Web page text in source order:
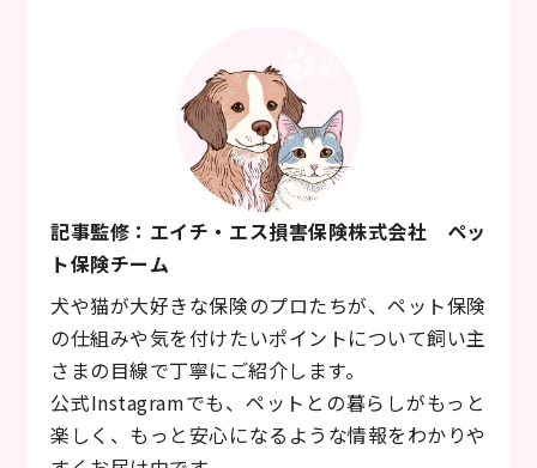
記事監修：エイチ・エス損害保険株式会社 ペッ
ト保険チーム
犬や猫が大好きな保険のプロたちが、ペット保険
の仕組みや気を付けたいポイントについて飼い主
さまの目線で丁寧にご紹介します。
公式Instagramでも、ペットとの暮らしがもっと
楽しく、もっと安心になるような情報をわかりや